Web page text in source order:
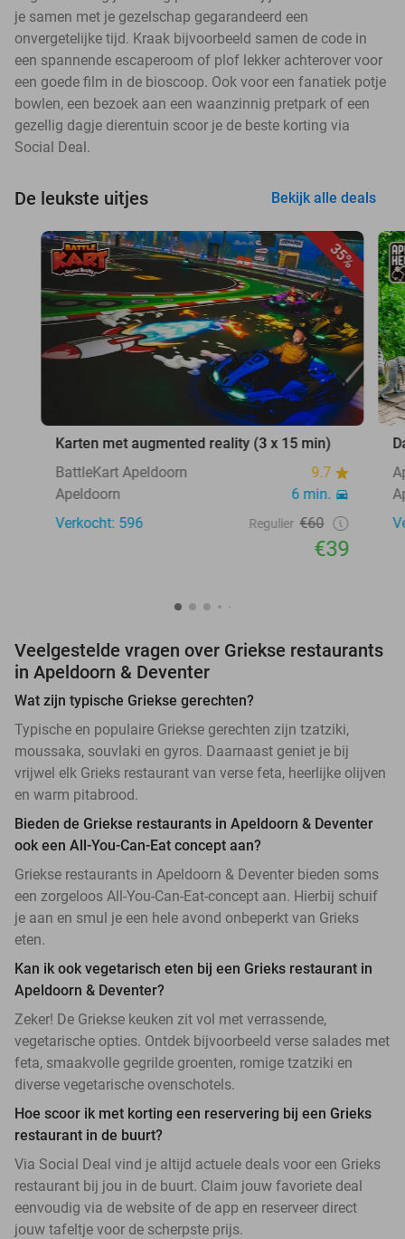
je samen met je gezelschap gegarandeerd een
onvergetelijke tijd. Kraak bijvoorbeeld samen de code in
een spannende escaperoom of plof lekker achterover voor
een goede film in de bioscoop. Ook voor een fanatiek potje
bowlen, een bezoek aan een waanzinnig pretpark of een
gezellig dagje dierentuin scoor je de beste korting via
Social Deal.
De leukste uitjes Bekijk alle deals
35%
Karten met augmented reality (3 x 15 min)
BattleKart Apeldoorn
9.7
Apeldoorn
6 min.
Verkocht: 596
Regulier €60
€39
Veelgestelde vragen over Griekse restaurants
in Apeldoorn & Deventer
Wat zijn typische Griekse gerechten?
Typische en populaire Griekse gerechten zijn tzatziki,
moussaka, souvlaki en gyros. Daarnaast geniet je bij
vrijwel elk Grieks restaurant van verse feta, heerlijke olijven
en warm pitabrood.
Bieden de Griekse restaurants in Apeldoorn & Deventer
ook een All-You-Can-Eat concept aan?
Griekse restaurants in Apeldoorn & Deventer bieden soms
een zorgeloos All-You-Can-Eat-concept aan. Hierbij schuif
je aan en smul je een hele avond onbeperkt van Grieks
eten.
Kan ik ook vegetarisch eten bij een Grieks restaurant in
Apeldoorn & Deventer?
Zeker! De Griekse keuken zit vol met verrassende,
vegetarische opties. Ontdek bijvoorbeeld verse salades met
feta, smaakvolle gegrilde groenten, romige tzatziki en
diverse vegetarische ovenschotels.
Hoe scoor ik met korting een reservering bij een Grieks
restaurant in de buurt?
Via Social Deal vind je altijd actuele deals voor een Grieks
restaurant bij jou in de buurt. Claim jouw favoriete deal
eenvoudig via de website of de app en reserveer direct
jouw tafeltje voor de scherpste prijs.